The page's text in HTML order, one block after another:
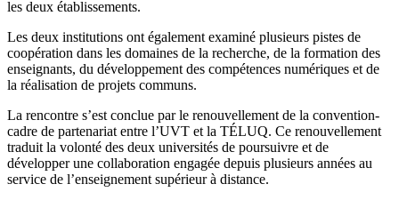
les deux établissements.
Les deux institutions ont également examiné plusieurs pistes de
coopération dans les domaines de la recherche, de la formation des
enseignants, du développement des compétences numériques et de
la réalisation de projets communs.
La rencontre s’est conclue par le renouvellement de la convention-
cadre de partenariat entre l’UVT et la TÉLUQ. Ce renouvellement
traduit la volonté des deux universités de poursuivre et de
développer une collaboration engagée depuis plusieurs années au
service de l’enseignement supérieur à distance.